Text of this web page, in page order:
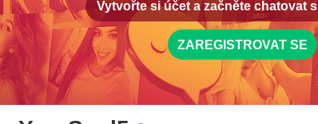
Vytvořte si účet a začněte chatovat s
ZAREGISTROVAT SE